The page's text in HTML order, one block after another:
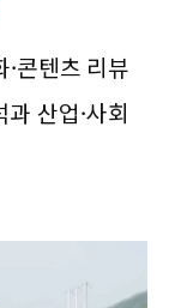
콘텐츠 리뷰
산업·사회